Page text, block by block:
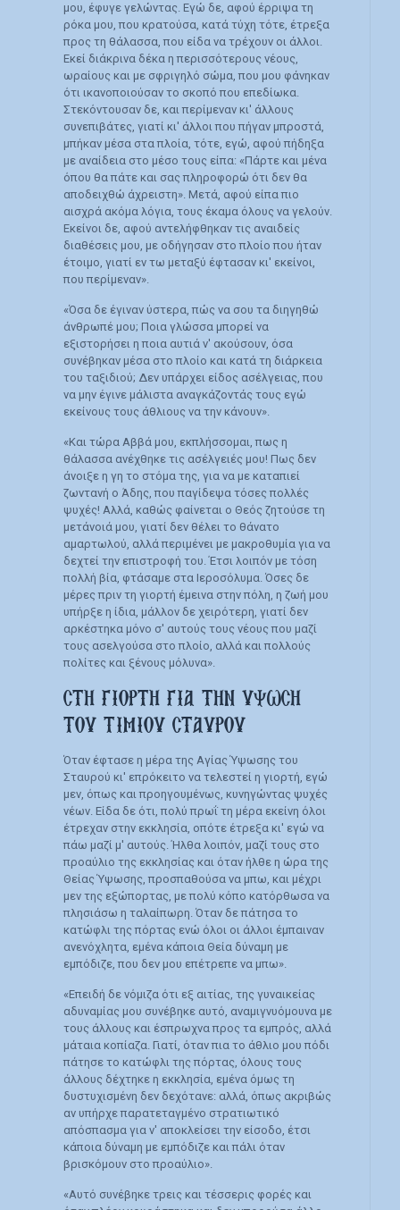
μου, έφυγε γελώντας. Εγώ δε, αφού έρριψα τη
ρόκα μου, που κρατούσα, κατά τύχη τότε, έτρεξα
προς τη θάλασσα, που είδα να τρέχουν οι άλλοι.
Εκεί διάκρινα δέκα η περισσότερους νέους,
ωραίους και με σφριγηλό σώμα, που μου φάνηκαν
ότι ικανοποιούσαν το σκοπό που επεδίωκα.
Στεκόντουσαν δε, και περίμεναν κι' άλλους
συνεπιβάτες, γιατί κι' άλλοι που πήγαν μπροστά,
μπήκαν μέσα στα πλοία, τότε, εγώ, αφού πήδηξα
με αναίδεια στο μέσο τους είπα: «Πάρτε και μένα
όπου θα πάτε και σας πληροφορώ ότι δεν θα
αποδειχθώ άχρειστη». Μετά, αφού είπα πιο
αισχρά ακόμα λόγια, τους έκαμα όλους να γελούν.
Εκείνοι δε, αφού αντελήφθηκαν τις αναιδείς
διαθέσεις μου, με οδήγησαν στο πλοίο που ήταν
έτοιμο, γιατί εν τω μεταξύ έφτασαν κι' εκείνοι,
που περίμεναν».
«Όσα δε έγιναν ύστερα, πώς να σου τα διηγηθώ
άνθρωπέ μου; Ποια γλώσσα μπορεί να
εξιστορήσει η ποια αυτιά ν' ακούσουν, όσα
συνέβηκαν μέσα στο πλοίο και κατά τη διάρκεια
του ταξιδιού; Δεν υπάρχει είδος ασέλγειας, που
να μην έγινε μάλιστα αναγκάζοντάς τους εγώ
εκείνους τους άθλιους να την κάνουν».
«Και τώρα Αββά μου, εκπλήσσομαι, πως η
θάλασσα ανέχθηκε τις ασέλγειές μου! Πως δεν
άνοιξε η γη το στόμα της, για να με καταπιεί
ζωντανή ο Άδης, που παγίδεψα τόσες πολλές
ψυχές! Αλλά, καθώς φαίνεται ο Θεός ζητούσε τη
μετάνοιά μου, γιατί δεν θέλει το θάνατο
αμαρτωλού, αλλά περιμένει με μακροθυμία για να
δεχτεί την επιστροφή του. Έτσι λοιπόν με τόση
πολλή βία, φτάσαμε στα Ιεροσόλυμα. Όσες δε
μέρες πριν τη γιορτή έμεινα στην πόλη, η ζωή μου
υπήρξε η ίδια, μάλλον δε χειρότερη, γιατί δεν
αρκέστηκα μόνο σ' αυτούς τους νέους που μαζί
τους ασελγούσα στο πλοίο, αλλά και πολλούς
πολίτες και ξένους μόλυνα».
ΣΤΗ ΓΙΟΡΤΗ ΓΙΑ ΤΗΝ ΥΨΩΣΗ
ΤΟΥ ΤΙΜΙΟΥ ΣΤΑΥΡΟΥ
Όταν έφτασε η μέρα της Αγίας Ύψωσης του
Σταυρού κι' επρόκειτο να τελεστεί η γιορτή, εγώ
μεν, όπως και προηγουμένως, κυνηγώντας ψυχές
νέων. Είδα δε ότι, πολύ πρωΐ τη μέρα εκείνη όλοι
έτρεχαν στην εκκλησία, οπότε έτρεξα κι' εγώ να
πάω μαζί μ' αυτούς. Ήλθα λοιπόν, μαζί τους στο
προαύλιο της εκκλησίας και όταν ήλθε η ώρα της
Θείας Ύψωσης, προσπαθούσα να μπω, και μέχρι
μεν της εξώπορτας, με πολύ κόπο κατόρθωσα να
πλησιάσω η ταλαίπωρη. Όταν δε πάτησα το
κατώφλι της πόρτας ενώ όλοι οι άλλοι έμπαιναν
ανενόχλητα, εμένα κάποια Θεία δύναμη με
εμπόδιζε, που δεν μου επέτρεπε να μπω».
«Επειδή δε νόμιζα ότι εξ αιτίας, της γυναικείας
αδυναμίας μου συνέβηκε αυτό, αναμιγνυόμουνα με
τους άλλους και έσπρωχνα προς τα εμπρός, αλλά
μάταια κοπίαζα. Γιατί, όταν πια το άθλιο μου πόδι
πάτησε το κατώφλι της πόρτας, όλους τους
άλλους δέχτηκε η εκκλησία, εμένα όμως τη
δυστυχισμένη δεν δεχότανε: αλλά, όπως ακριβώς
αν υπήρχε παρατεταγμένο στρατιωτικό
απόσπασμα για ν' αποκλείσει την είσοδο, έτσι
κάποια δύναμη με εμπόδιζε και πάλι όταν
βρισκόμουν στο προαύλιο».
«Αυτό συνέβηκε τρεις και τέσσερις φορές και